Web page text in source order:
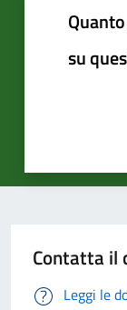
su
Contatta il
Leggi le